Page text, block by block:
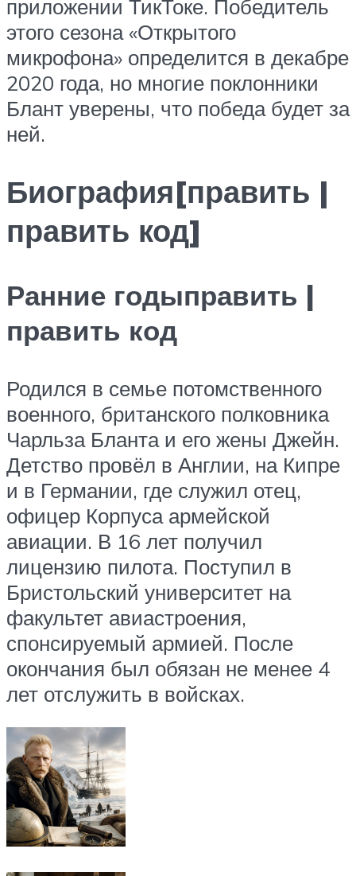
приложении ТикТоке. Победитель
этого сезона «Открытого
микрофона» определится в декабре
2020 года, но многие поклонники
Блант уверены, что победа будет за
ней.
Биография[править |
править код]
Ранние годыправить |
править код
Родился в семье потомственного
военного, британского полковника
Чарльза Бланта и его жены Джейн.
Детство провёл в Англии, на Кипре
и в Германии, где служил отец,
офицер Корпуса армейской
авиации. В 16 лет получил
лицензию пилота. Поступил в
Бристольский университет на
факультет авиастроения,
спонсируемый армией. После
окончания был обязан не менее 4
лет отслужить в войсках.